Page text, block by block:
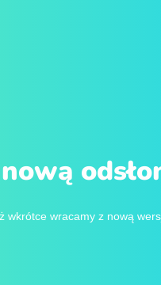
wkrótce wracamy z nową